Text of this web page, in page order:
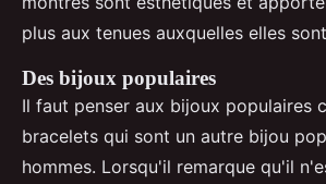
plus aux tenues auxquelles elles
Des bijoux populaires
Il faut penser aux bijoux populaires
bracelets qui sont un autre bijou
hommes. Lorsqu'il remarque qu'il